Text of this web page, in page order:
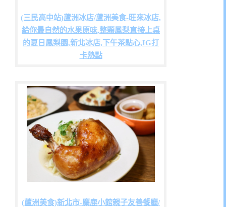
(三民高中站)蘆洲冰店/蘆洲美食-旺來冰店,
給你最自然的水果原味,整顆鳳梨直接上桌
的夏日鳳梨園,新北冰店,下午茶點心,IG打
卡熱點
(蘆洲美食)新北市-麋鹿小館親子友善餐廳/